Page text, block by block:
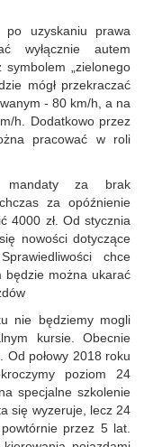
po uzyskaniu prawa
wyłącznie autem
„zielonego
mógł przekraczać
- 80 km/h, a na
h. Dodatkowo przez
pracować w roli
za brak
za opóźnienie
4000 zł. Od stycznia
nowości dotyczące
chce
będzie można ukarać
nie będziemy mogli
kursie. Obecnie
Od połowy 2018 roku
poziom 24
specjalne szkolenie
się wyzeruje, lecz 24
przez 5 lat.